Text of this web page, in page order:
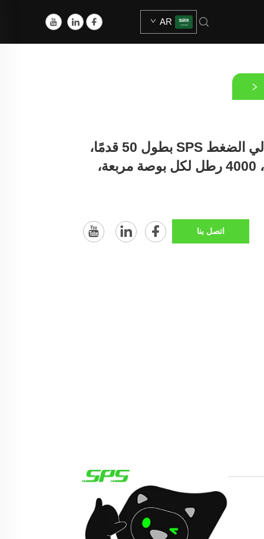
AR
مجموعة خرطوم غسيل عالي الضغط SPS بطول 50 قدمًا،
قطعة غيار، بندقية رش ماء، 4000 رطل لكل بوصة مربعة،
اتصل بنا